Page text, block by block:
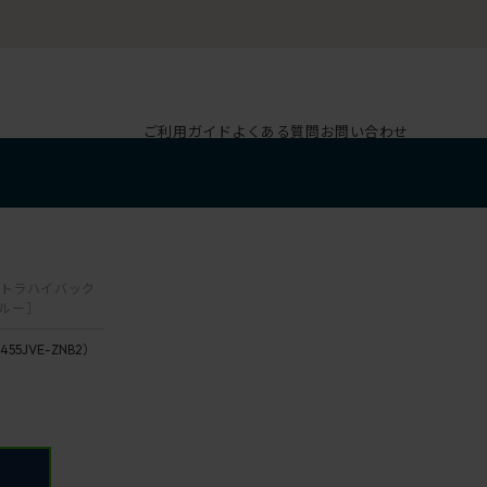
ご利用ガイド よくある質問お問い合わせ
ラハイバック
］
ZNB2）